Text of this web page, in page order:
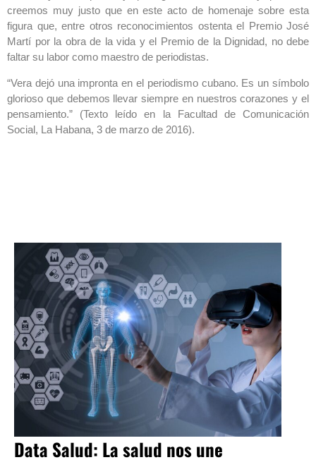
creemos muy justo que en este acto de homenaje sobre esta
figura que, entre otros reconocimientos ostenta el Premio José
Martí por la obra de la vida y el Premio de la Dignidad, no debe
faltar su labor como maestro de periodistas.
“Vera dejó una impronta en el periodismo cubano. Es un símbolo
glorioso que debemos llevar siempre en nuestros corazones y el
pensamiento.” (Texto leído en la Facultad de Comunicación
Social, La Habana, 3 de marzo de 2016).
Data Salud: La salud nos une